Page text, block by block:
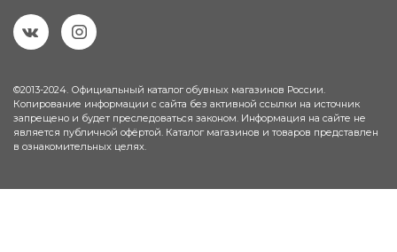
©2013-2024. Официальный каталог обувных магазинов России.
Копирование информации с сайта без активной ссылки на источник
запрещено и будет преследоваться законом. Информация на сайте не
является публичной офёртой. Каталог магазинов и товаров представлен
в ознакомительных целях.